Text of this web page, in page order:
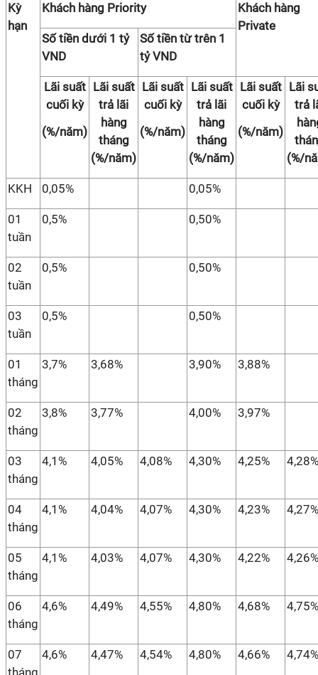
Kỳ
hạn
Khách hàng Priority
Khách hàng
Private
Số tiền dưới 1 tỷ
VND
Số tiền từ trên 1
tỷ VND
Lãi suất
cuối kỳ
(%/năm)
Lãi suất
trả lãi
hàng
tháng
(%/năm)
Lãi suất
cuối kỳ
(%/năm)
Lãi suất
trả lãi
hàng
tháng
(%/năm)
Lãi suất
cuối kỳ
(%/năm)
Lãi
trả
(%/
KKH 0,05% 0,05%
01
tuần
0,5% 0,50%
02
tuần
0,5% 0,50%
03
tuần
0,5% 0,50%
01
tháng
3,7% 3,68% 3,90% 3,88%
02
tháng
3,8% 3,77% 4,00% 3,97%
03
tháng
4,1% 4,05% 4,08% 4,30% 4,25% 4,28%
04
tháng
4,1% 4,04% 4,07% 4,30% 4,23% 4,27%
05
tháng
4,1% 4,03% 4,07% 4,30% 4,22% 4,26%
06
tháng
4,6% 4,49% 4,55% 4,80% 4,68% 4,75%
07
tháng
4,6% 4,47% 4,54% 4,80% 4,66% 4,74%